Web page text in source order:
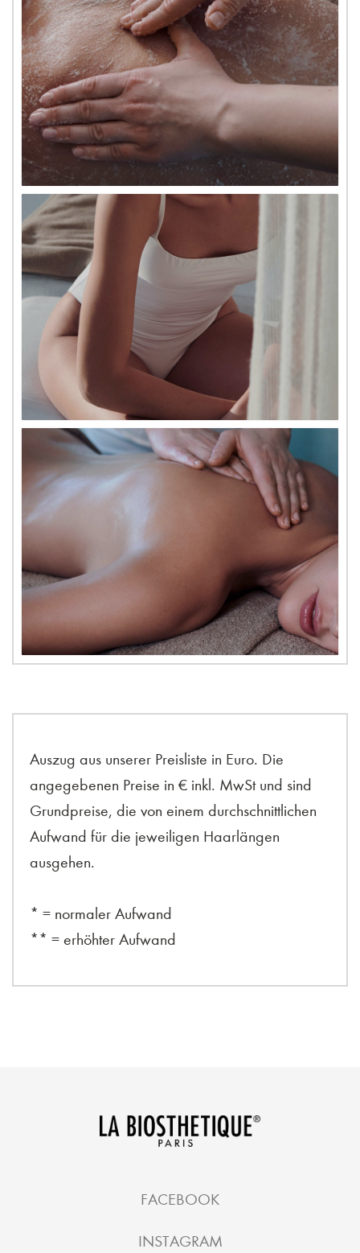
Auszug aus unserer Preisliste in Euro. Die
angegebenen Preise in € inkl. MwSt und sind
Grundpreise, die von einem durchschnittlichen
Aufwand für die jeweiligen Haarlängen
ausgehen.
* = normaler Aufwand
** = erhöhter Aufwand
FACEBOOK
INSTAGRAM